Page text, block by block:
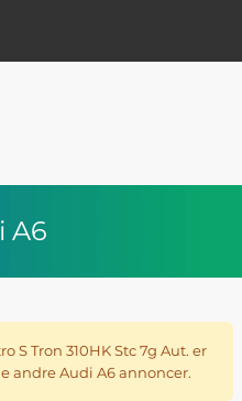
A6
S Tron 310HK Stc 7g Aut. er
andre Audi A6 annoncer.